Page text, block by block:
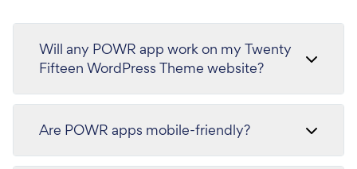
Will any POWR app work on my Twenty
Fifteen WordPress Theme website?
Are POWR apps mobile-friendly?